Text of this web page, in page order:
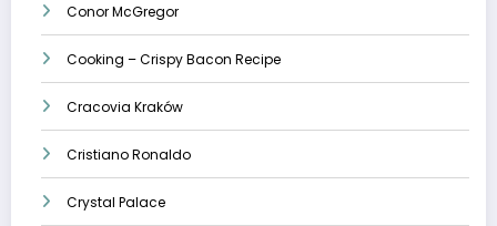
Conor McGregor
Cooking – Crispy Bacon Recipe
Cracovia Kraków
Cristiano Ronaldo
Crystal Palace